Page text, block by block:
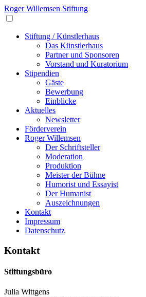
Roger Willemsen Stiftung
Stiftung / Künstlerhaus
Das Künstlerhaus
Partner und Sponsoren
Vorstand und Kuratorium
Stipendien
Gäste
Bewerbung
Einblicke
Aktuelles
Newsletter
Förderverein
Roger Willemsen
Der Schriftsteller
Moderation
Produktion
Meister der Bühne
Humorist und Essayist
Der Humanist
Auszeichnungen
Kontakt
Impressum
Datenschutz
Kontakt
Stiftungsbüro
Julia Wittgens